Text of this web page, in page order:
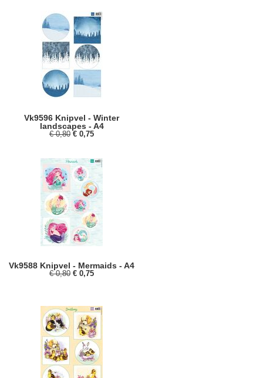
Vk9596 Knipvel - Winter
landscapes - A4
€ 0,80 € 0,75
Vk9588 Knipvel - Mermaids - A4
€ 0,80 € 0,75